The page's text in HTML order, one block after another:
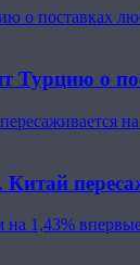
о поставках
Турцию о
1,43%